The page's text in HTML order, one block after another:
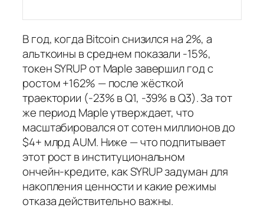
В год, когда Bitcoin снизился на 2%, а
альткоины в среднем показали -15%,
токен SYRUP от Maple завершил год с
ростом +162% — после жёсткой
траектории (-23% в Q1, -39% в Q3). За тот
же период Maple утверждает, что
масштабировался от сотен миллионов до
$4+ млрд AUM. Ниже — что подпитывает
этот рост в институциональном
ончейн‑кредите, как SYRUP задуман для
накопления ценности и какие режимы
отказа действительно важны.